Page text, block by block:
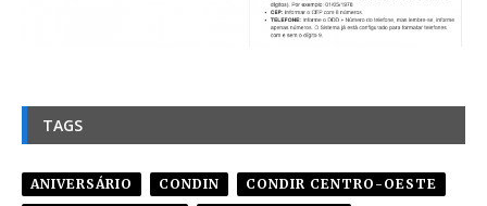
TAGS
ANIVERSÁRIO CONDIN
CONDIR CENTRO-OESTE